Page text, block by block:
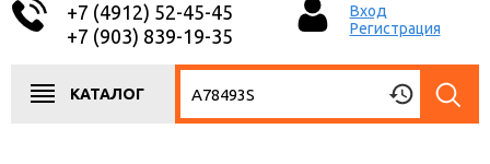
+7 (4912) 52-45-45
+7 (903) 839-19-35
Вход
Регистрация
КАТАЛОГ